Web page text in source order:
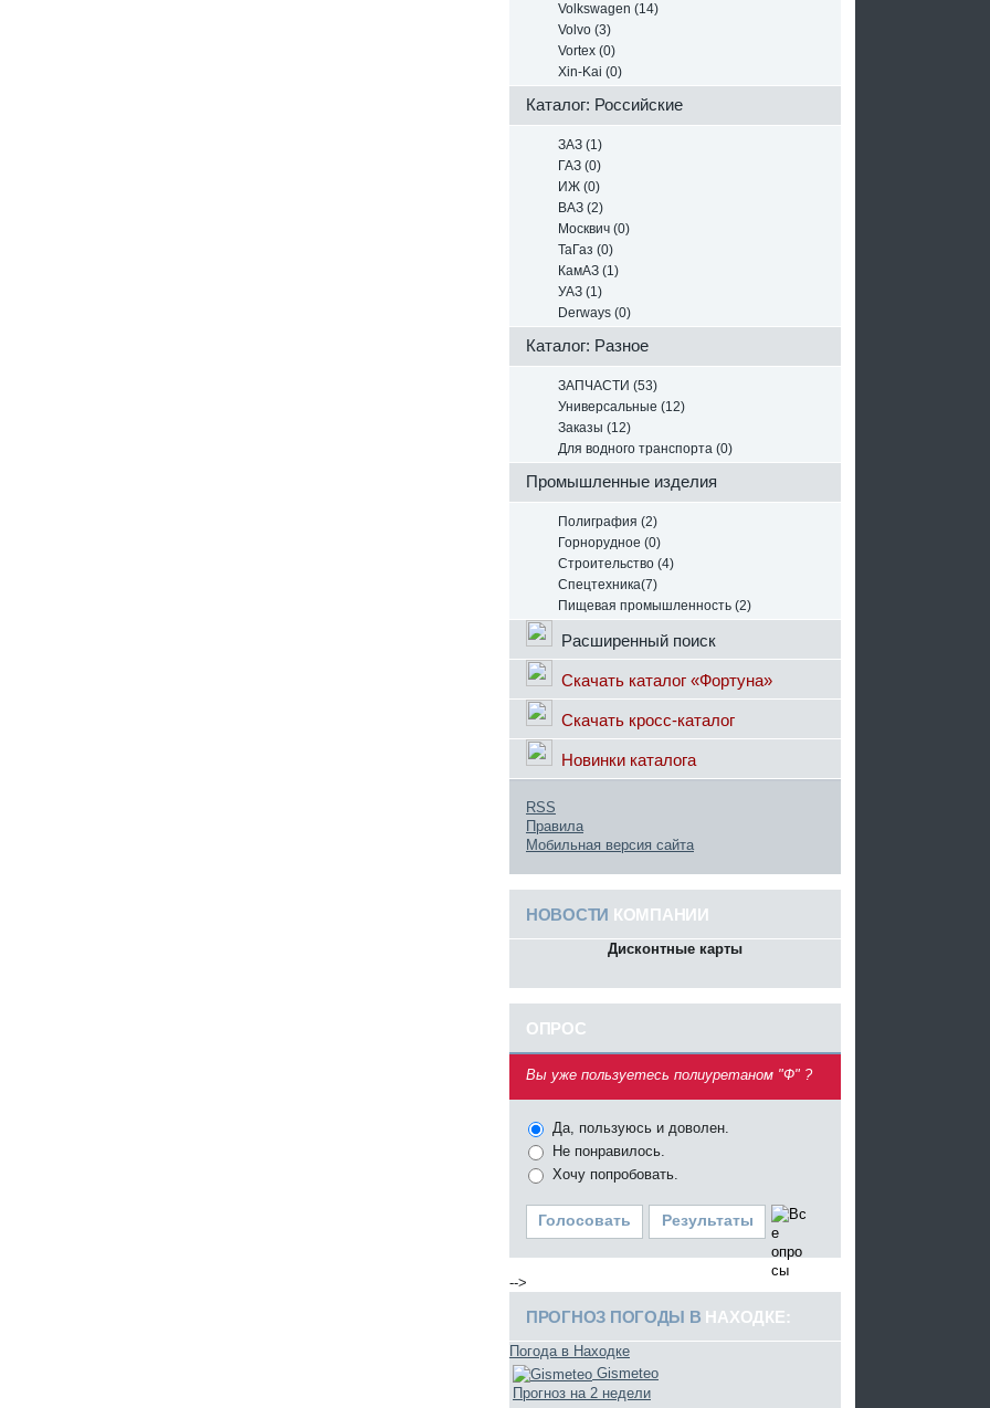
Volkswagen (14)
Volvo (3)
Vortex (0)
Xin-Kai (0)
Каталог: Российские
ЗАЗ (1)
ГАЗ (0)
ИЖ (0)
ВАЗ (2)
Москвич (0)
ТаГаз (0)
КамАЗ (1)
УАЗ (1)
Derways (0)
Каталог: Разное
ЗАПЧАСТИ (53)
Универсальные (12)
Заказы (12)
Для водного транспорта (0)
Промышленные изделия
Полиграфия (2)
Горнорудное (0)
Строительство (4)
Спецтехника(7)
Пищевая промышленность (2)
Расширенный поиск
Скачать каталог «Фортуна»
Скачать кросс-каталог
Новинки каталога
RSS
Правила
Мобильная версия сайта
НОВОСТИ КОМПАНИИ
Дисконтные карты
ОПРОС
Вы уже пользуетесь полиуретаном "Ф" ?
Да, пользуюсь и доволен.
Не понравилось.
Хочу попробовать.
Голосовать Результаты
-->
ПРОГНОЗ ПОГОДЫ В НАХОДКЕ:
Погода в Находке
Gismeteo
Прогноз на 2 недели